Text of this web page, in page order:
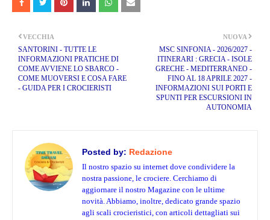
NUOVA
MSC SINFONIA - 2026/2027 -
ITINERARI : GRECIA - ISOLE
GRECHE - MEDITERRANEO -
FINO AL 18 APRILE 2027 -
INFORMAZIONI SUI PORTI E
SPUNTI PER ESCURSIONI IN
AUTONOMIA
VECCHIA
SANTORINI - TUTTE LE
INFORMAZIONI PRATICHE DI
COME AVVIENE LO SBARCO -
COME MUOVERSI E COSA FARE
- GUIDA PER I CROCIERISTI
Posted by: Redazione
Il nostro spazio su internet dove condividere la
nostra passione, le crociere. Cerchiamo di
aggiornare il nostro Magazine con le ultime
novità. Abbiamo, inoltre, dedicato grande spazio
agli scali crocieristici, con articoli dettagliati sui